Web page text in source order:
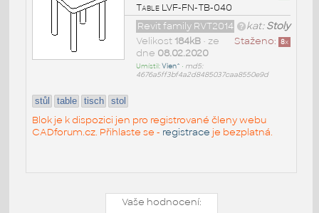
Table LVF-FN-TB-040
kat:Stoly
Revit family RVT2014
Staženo: 8x
Velikost 184kB• ze
dne 08.02.2020
Umístil:Vien^ • md5:
4676a5ff3bf4a2d8485037caa8550e9d
stůl table tisch stol
Blok je k dispozici jen pro registrované členy webu
CADforum.cz. Přihlaste se - registrace je bezplatná.
Vaše hodnocení: